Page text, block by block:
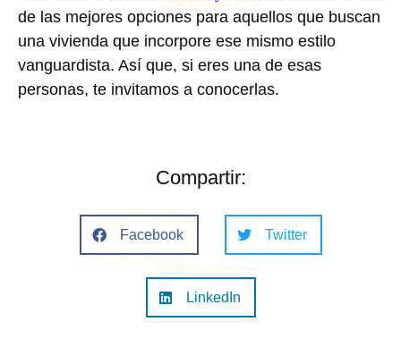
de las mejores opciones para aquellos que buscan
una vivienda que incorpore ese mismo estilo
vanguardista. Así que, si eres una de esas
personas, te invitamos a conocerlas.
Compartir:
Facebook Twitter
LinkedIn